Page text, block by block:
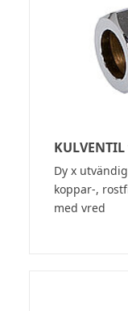
Dy x
koppar-,
med vred